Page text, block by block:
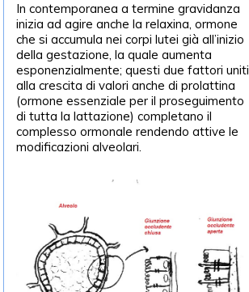
In contemporanea a termine gravidanza
inizia ad agire anche la relaxina, ormone
che si accumula nei corpi lutei già all’inizio
della gestazione, la quale aumenta
esponenzialmente; questi due fattori uniti
alla crescita di valori anche di prolattina
(ormone essenziale per il proseguimento
di tutta la lattazione) completano il
complesso ormonale rendendo attive le
modificazioni alveolari.